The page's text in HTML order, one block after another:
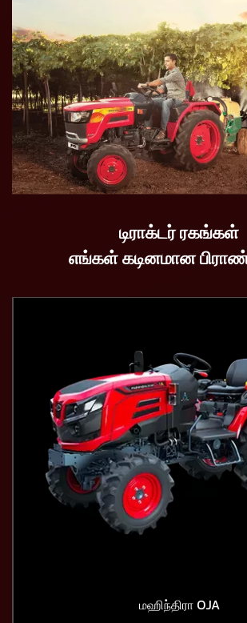
டிராக்டர் ரகங்கள்
எங்கள் கடினமான
மஹிந்திரா OJA